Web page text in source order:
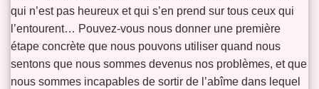
qui n’est pas heureux et qui s’en prend sur tous ceux qui
l’entourent… Pouvez-vous nous donner une première
étape concrète que nous pouvons utiliser quand nous
sentons que nous sommes devenus nos problèmes, et que
nous sommes incapables de sortir de l’abîme dans lequel